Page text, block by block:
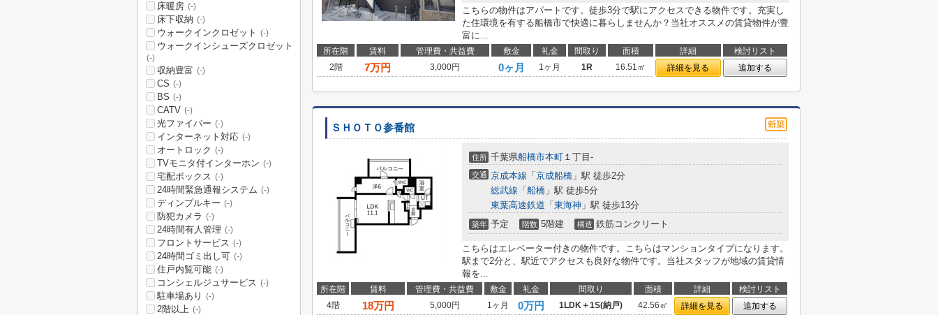
こちらの物件はアパートです。徒歩3分で駅にアクセスできる物件です。充実し
た住環境を有する船橋市で快適に暮らしませんか？当社オススメの賃貸物件が豊
富に...
所在階 賃料 管理費・共益費 敷金 礼金 間取り 面積 詳細
検討リスト
2階
7万円 3,000円 0ヶ月 1ヶ月 1R 16.51㎡ 詳細を見る 追加する
ＳＨＯＴＯ参番館
住所 千葉県船橋市本町 １丁目-
交通 京成本線 「 京成船橋 」駅 徒歩2分
総武線 「 船橋 」駅 徒歩5分
東葉高速鉄道 「 東海神 」駅 徒歩13分
築年 予定 階数 5階建 構造 鉄筋コンクリート
こちらはエレベーター付きの物件です。こちらはマンションタイプになります。
駅まで2分と、駅近でアクセスも良好な物件です。当社スタッフが地域の賃貸情
報を...
所在階 賃料 管理費・共益費 敷金 礼金 間取り 面積 詳細
検討リスト
4階
18万円 5,000円 1ヶ月 0万円 1LDK＋1S(納戸) 42.56㎡ 詳細を見る
追加する
床暖房 (-)
床下収納 (-)
ウォークインクロゼット (-)
ウォークインシューズクロゼット
(-)
収納豊富 (-)
CS (-)
BS (-)
CATV (-)
光ファイバー (-)
インターネット対応 (-)
オートロック (-)
TVモニタ付インターホン (-)
宅配ボックス (-)
24時間緊急通報システム (-)
ディンプルキー (-)
防犯カメラ (-)
24時間有人管理 (-)
フロントサービス (-)
24時間ゴミ出し可 (-)
住戸内覧可能 (-)
コンシェルジュサービス (-)
駐車場あり (-)
2階以上 (-)